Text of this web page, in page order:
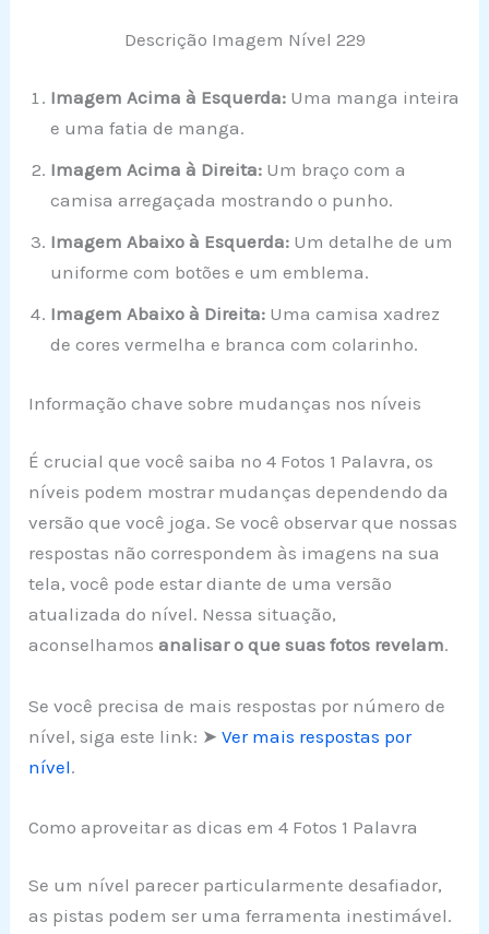
Descrição Imagem Nível 229
Imagem Acima à Esquerda: Uma manga inteira
e uma fatia de manga.
Imagem Acima à Direita: Um braço com a
camisa arregaçada mostrando o punho.
Imagem Abaixo à Esquerda: Um detalhe de um
uniforme com botões e um emblema.
Imagem Abaixo à Direita: Uma camisa xadrez
de cores vermelha e branca com colarinho.
Informação chave sobre mudanças nos níveis
É crucial que você saiba no 4 Fotos 1 Palavra, os
níveis podem mostrar mudanças dependendo da
versão que você joga. Se você observar que nossas
respostas não correspondem às imagens na sua
tela, você pode estar diante de uma versão
atualizada do nível. Nessa situação,
aconselhamosanalisar o que suas fotos revelam.
Se você precisa de mais respostas por número de
nível, siga este link: ➤Ver mais respostas por
nível.
Como aproveitar as dicas em 4 Fotos 1 Palavra
Se um nível parecer particularmente desafiador,
as pistas podem ser uma ferramenta inestimável.